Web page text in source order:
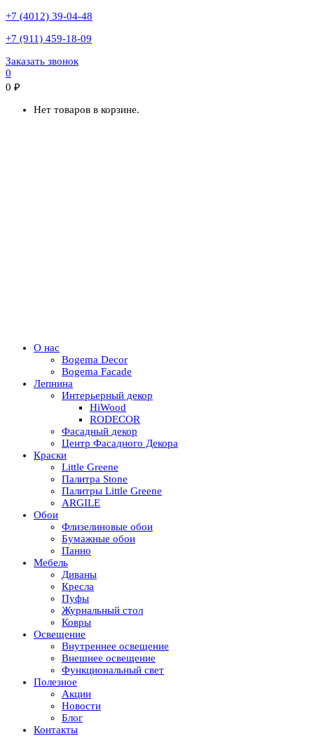
+7 (4012) 39-04-48
+7 (911) 459-18-09
Заказать звонок
0
0 ₽
Нет товаров в корзине.
О нас
Bogema Decor
Bogema Facade
Лепнина
Интерьерный декор
HiWood
RODECOR
Фасадный декор
Центр Фасадного Декора
Краски
Little Greene
Палитра Stone
Палитры Little Greene
ARGILE
Обои
Флизелиновые обои
Бумажные обои
Панно
Мебель
Диваны
Кресла
Пуфы
Журнальный стол
Ковры
Освещение
Внутреннее освещение
Внешнее освещение
Функциональный свет
Полезное
Акции
Новости
Блог
Контакты